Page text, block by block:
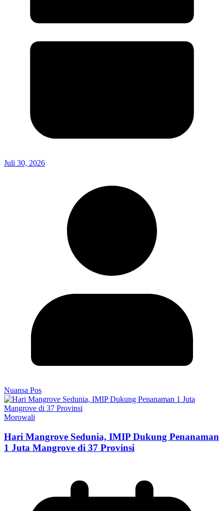
Juli 30, 2026
Nuansa Pos
Morowali
Hari Mangrove Sedunia, IMIP Dukung Penanaman
1 Juta Mangrove di 37 Provinsi